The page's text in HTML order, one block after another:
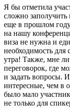
Я бы отметила
сложно
еще в прошлом
на нашу
виза не нужна и
необходимость для
утра! Также, мне
переговорок, где
и задать вопросы.
интересные, чем в
было мало
не только для